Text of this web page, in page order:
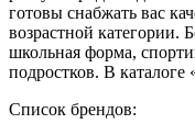
готовы снабжать вас
возрастной категории.
школьная форма,
подростков. В каталоге
Список брендов: